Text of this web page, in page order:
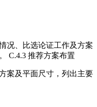
况、比选论证工作及方案
C.4.3 推荐方案布置
案及平面尺寸，列出主要